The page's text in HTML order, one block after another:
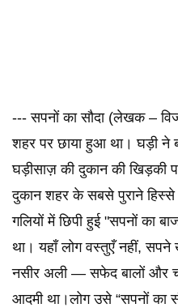
--- सपनों का सौदा (लेखक –
शहर पर छाया हुआ था। घड़ी ने
घड़ीसाज़ की दुकान की खिड़की
दुकान शहर के सबसे पुराने
गलियों में छिपी हुई "सपनों का
था। यहाँ लोग वस्तुएँ नहीं,
नसीर अली — सफेद बालों और
आदमी था।लोग उसे “सपनों